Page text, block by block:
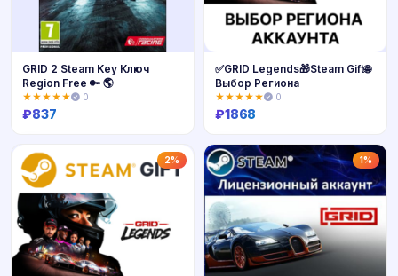
GRID 2 Steam Key Ключ
Region Free 🔑 🌎
★★★★★ 0
₽837
Купить
✅GRID Legends🎁Steam Gift🌐
Выбор Региона
★★★★★ 0
₽1868
2% 1%